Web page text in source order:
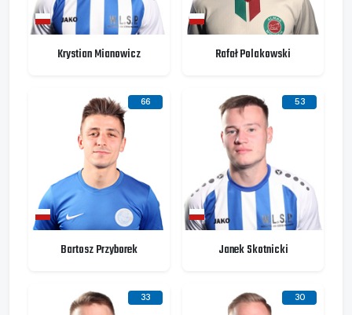
Krystian Mianowicz Rafał Polakowski
66
Bartosz Przyborek
53
Janek Skotnicki
33 30